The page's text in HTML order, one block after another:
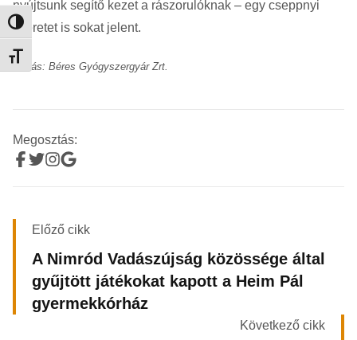
Nagy kontraszt váltása
Betűméret váltása
nyújtsunk segítő kezet a rászorulóknak – egy cseppnyi
szeretet is sokat jelent.
Forrás: Béres Gyógyszergyár Zrt.
Megosztás:
Előző cikk
A Nimród Vadászújság közössége által
gyűjtött játékokat kapott a Heim Pál
gyermekkórház
Következő cikk